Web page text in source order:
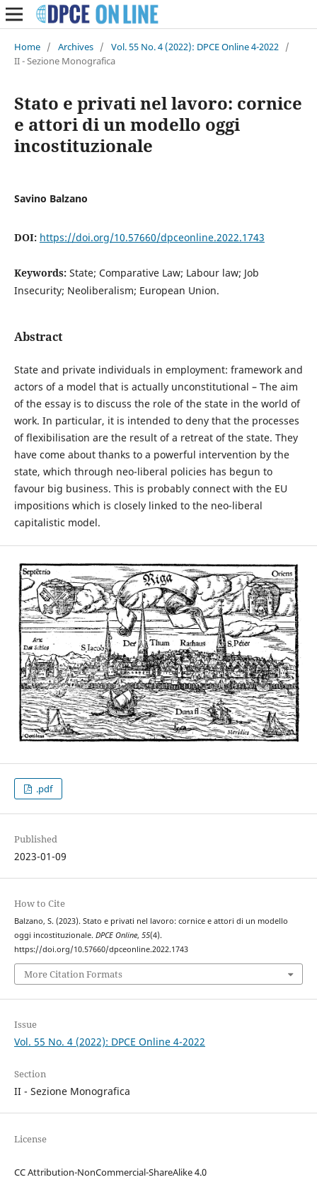
Home / Archives / Vol. 55 No. 4 (2022): DPCE Online 4-2022 /
II - Sezione Monografica
Stato e privati nel lavoro: cornice
e attori di un modello oggi
incostituzionale
Savino Balzano
DOI: https://doi.org/10.57660/dpceonline.2022.1743
Keywords: State; Comparative Law; Labour law; Job
Insecurity; Neoliberalism; European Union.
Abstract
State and private individuals in employment: framework and
actors of a model that is actually unconstitutional – The aim
of the essay is to discuss the role of the state in the world of
work. In particular, it is intended to deny that the processes
of flexibilisation are the result of a retreat of the state. They
have come about thanks to a powerful intervention by the
state, which through neo-liberal policies has begun to
favour big business. This is probably connect with the EU
impositions which is closely linked to the neo-liberal
capitalistic model.
.pdf
Published
2023-01-09
How to Cite
Balzano, S. (2023). Stato e privati nel lavoro: cornice e attori di un modello
oggi incostituzionale. DPCE Online, 55(4).
https://doi.org/10.57660/dpceonline.2022.1743
More Citation Formats
Issue
Vol. 55 No. 4 (2022): DPCE Online 4-2022
Section
II - Sezione Monografica
License
CC Attribution-NonCommercial-ShareAlike 4.0